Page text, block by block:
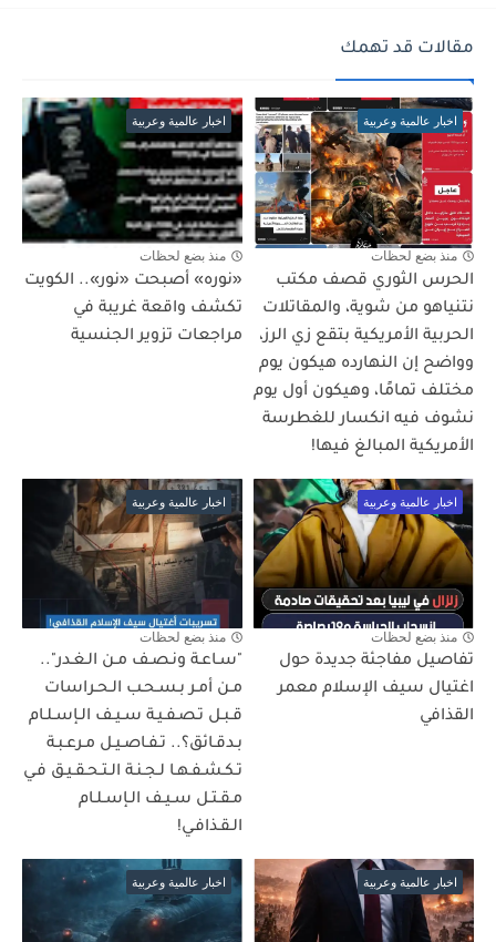
مقالات قد تهمك
اخبار عالمية وعربية
منذ بضع لحظات
الحرس الثوري قصف مكتب
نتنياهو من شوية، والمقاتلات
الحربية الأمريكية بتقع زي الرز،
وواضح إن النهارده هيكون يوم
مختلف تمامًا، وهيكون أول يوم
نشوف فيه انكسار للغطرسة
الأمريكية المبالغ فيها!
اخبار عالمية وعربية
منذ بضع لحظات
«نوره» أصبحت «نور».. الكويت
تكشف واقعة غريبة في
مراجعات تزوير الجنسية
اخبار عالمية وعربية
منذ بضع لحظات
تفاصيل مفاجئة جديدة حول
اغتيال سيف الإسلام معمر
القذافي
اخبار عالمية وعربية
منذ بضع لحظات
"سـاعـة ونـصـف مـن الـغـدر"..
مـن أمـر بـسـحـب الـحـراسات
قـبـل تـصـفـيـة سـيـف الـإسـلـام
بـدقـائق؟.. تـفـاصـيـل مـرعـبـة
تـكـشـفـهـا لـجـنـة الـتـحـقـيـق فـي
مـقـتـل سـيـف الـإسـلـام
الـقـذافـي!
اخبار عالمية وعربية اخبار عالمية وعربية